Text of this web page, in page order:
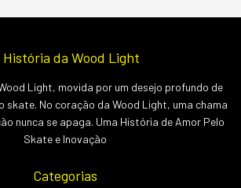
História da Wood Light
Light, movida por um desejo profundo de
skate. No coração da Wood Light, uma chama
nunca se apaga. Uma História de Amor Pelo
Skate e Inovação
Categorias